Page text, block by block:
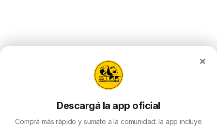
×
Descargá la app oficial
Comprá más rápido y sumate a la comunidad: la app incluye